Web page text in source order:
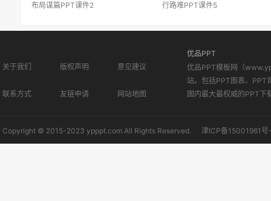
布局谋篇PPT课件2 行路难PPT课件5
关于我们 版权声明 意见建议
联系方式 友链申请 网站地图
优品PPT
优品PPT模板网（
站。包括PPT图表、PPT
国内最大最权威的PPT下
Copyright © 2015-2023 ypppt.com All Rights Reserved. 津ICP备15001961号